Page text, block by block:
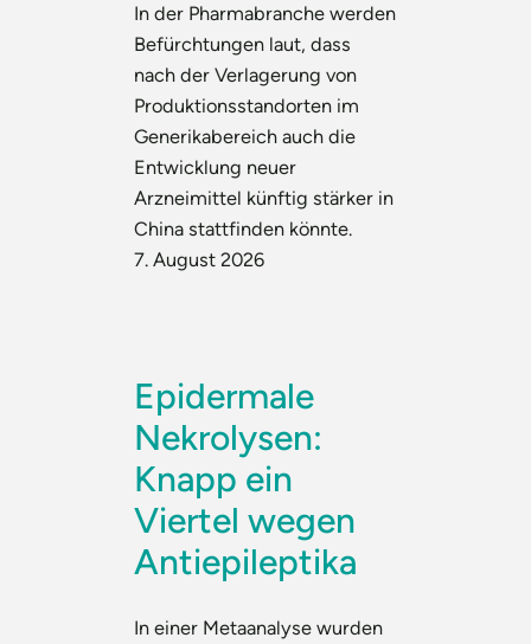
In der Pharmabranche werden
Befürchtungen laut, dass
nach der Verlagerung von
Produktionsstandorten im
Generikabereich auch die
Entwicklung neuer
Arzneimittel künftig stärker in
China stattfinden könnte.
7. August 2026
Epidermale
Nekrolysen:
Knapp ein
Viertel wegen
Antiepileptika
In einer Metaanalyse wurden